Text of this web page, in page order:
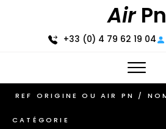
AirPn
+33 (0) 4 79 62 19 04
CATÉGORIE